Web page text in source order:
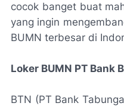
cocok banget buat
yang ingin
BUMN terbesar di
Loker BUMN PT Bank
BTN (PT Bank